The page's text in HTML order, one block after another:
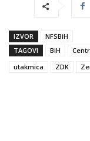
IZVOR
NFSBiH
TAGOVI
BiH
utakmica
ZDK